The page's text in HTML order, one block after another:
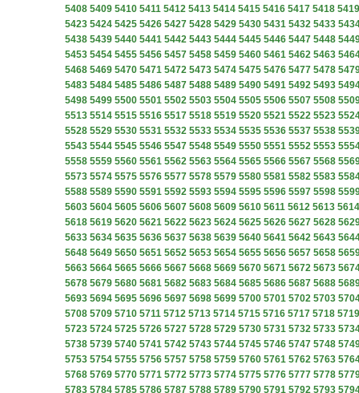
5408 5409 5410 5411 5412 5413 5414 5415 5416 5417 5418 5419
5423 5424 5425 5426 5427 5428 5429 5430 5431 5432 5433
5438 5439 5440 5441 5442 5443 5444 5445 5446 5447 5448
5453 5454 5455 5456 5457 5458 5459 5460 5461 5462 5463
5468 5469 5470 5471 5472 5473 5474 5475 5476 5477 5478
5483 5484 5485 5486 5487 5488 5489 5490 5491 5492 5493
5498 5499 5500 5501 5502 5503 5504 5505 5506 5507 5508
5513 5514 5515 5516 5517 5518 5519 5520 5521 5522 5523
5528 5529 5530 5531 5532 5533 5534 5535 5536 5537 5538
5543 5544 5545 5546 5547 5548 5549 5550 5551 5552 5553
5558 5559 5560 5561 5562 5563 5564 5565 5566 5567 5568
5573 5574 5575 5576 5577 5578 5579 5580 5581 5582 5583
5588 5589 5590 5591 5592 5593 5594 5595 5596 5597 5598
5603 5604 5605 5606 5607 5608 5609 5610 5611 5612 5613 5614
5618 5619 5620 5621 5622 5623 5624 5625 5626 5627 5628
5633 5634 5635 5636 5637 5638 5639 5640 5641 5642 5643
5648 5649 5650 5651 5652 5653 5654 5655 5656 5657 5658
5663 5664 5665 5666 5667 5668 5669 5670 5671 5672 5673
5678 5679 5680 5681 5682 5683 5684 5685 5686 5687 5688
5693 5694 5695 5696 5697 5698 5699 5700 5701 5702 5703
5708 5709 5710 5711 5712 5713 5714 5715 5716 5717 5718 5719
5723 5724 5725 5726 5727 5728 5729 5730 5731 5732 5733
5738 5739 5740 5741 5742 5743 5744 5745 5746 5747 5748
5753 5754 5755 5756 5757 5758 5759 5760 5761 5762 5763
5768 5769 5770 5771 5772 5773 5774 5775 5776 5777 5778
5783 5784 5785 5786 5787 5788 5789 5790 5791 5792 5793